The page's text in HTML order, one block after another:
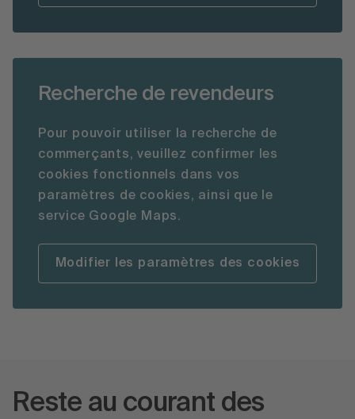
Recherche de revendeurs
Pour pouvoir utiliser la recherche de
commerçants, veuillez confirmer les
cookies fonctionnels dans vos
paramètres de cookies, ainsi que le
service Google Maps.
Modifier les paramètres des cookies
Reste au courant des